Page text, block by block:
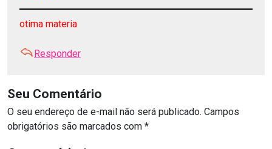
otima materia
Responder
Seu Comentário
O seu endereço de e-mail não será publicado. Campos
obrigatórios são marcados com *